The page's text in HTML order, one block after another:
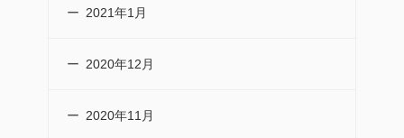
2021年1月
2020年12月
2020年11月